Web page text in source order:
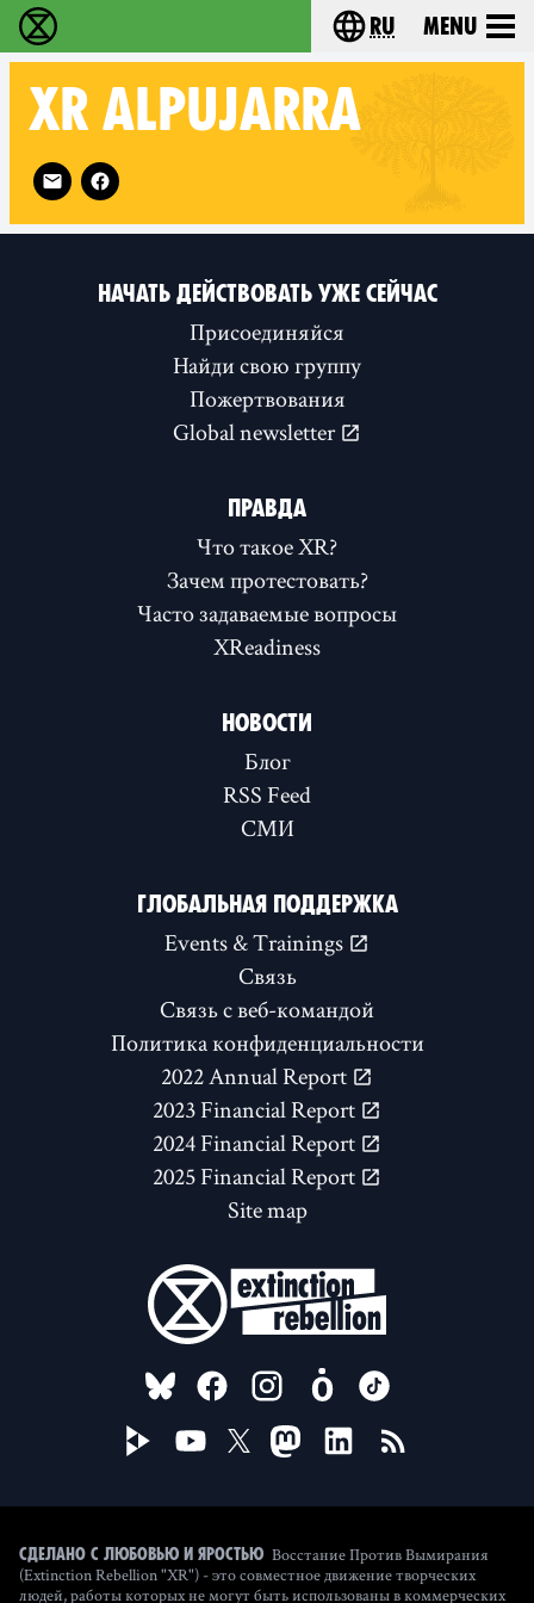
Extinction Rebellion - Home Choose your
ru Menu
XR ALPUJARRA
Follow XR Alpujarra on
НАЧАТЬ ДЕЙСТВОВАТЬ УЖЕ СЕЙЧАС
Присоединяйся
Найди свою группу
Пожертвования
Global newsletter
ПРАВДА
Что такое XR?
Зачем протестовать?
Часто задаваемые вопросы
XReadiness
НОВОСТИ
Блог
RSS Feed
СМИ
ГЛОБАЛЬНАЯ ПОДДЕРЖКА
Events & Trainings
Связь
Связь с веб-командой
Политика конфиденциальности
2022 Annual Report
2023 Financial Report
2024 Financial Report
2025 Financial Report
Site map
FOLLOW US ON
Сделано с любовью и яростью Восстание Против Вымирания
(Extinction Rebellion "XR") - это совместное движение творческих
людей, работы которых не могут быть использованы в коммерческих